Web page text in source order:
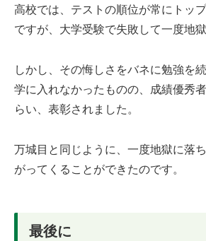
高校では、テストの順位が常にトッ
ですが、大学受験で失敗して一度地獄
しかし、その悔しさをバネに勉強を
学に入れなかったものの、成績優秀
らい、表彰されました。
万城目と同じように、一度地獄に落
がってくることができたのです。
最後に